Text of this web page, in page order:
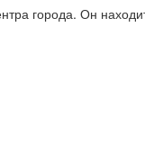
города. Он